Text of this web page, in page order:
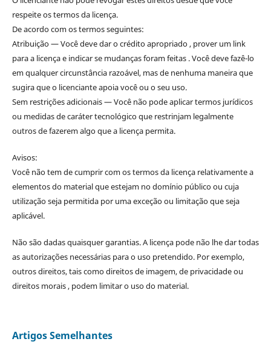
respeite os termos da licença.
De acordo com os termos seguintes:
Atribuição — Você deve dar o crédito apropriado , prover um link
para a licença e indicar se mudanças foram feitas . Você deve fazê-lo
em qualquer circunstância razoável, mas de nenhuma maneira que
sugira que o licenciante apoia você ou o seu uso.
Sem restrições adicionais — Você não pode aplicar termos jurídicos
ou medidas de caráter tecnológico que restrinjam legalmente
outros de fazerem algo que a licença permita.
Avisos:
Você não tem de cumprir com os termos da licença relativamente a
elementos do material que estejam no domínio público ou cuja
utilização seja permitida por uma exceção ou limitação que seja
aplicável.
Não são dadas quaisquer garantias. A licença pode não lhe dar todas
as autorizações necessárias para o uso pretendido. Por exemplo,
outros direitos, tais como direitos de imagem, de privacidade ou
direitos morais , podem limitar o uso do material.
Artigos Semelhantes